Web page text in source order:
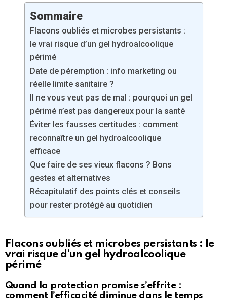
Sommaire
Flacons oubliés et microbes persistants :
le vrai risque d’un gel hydroalcoolique
périmé
Date de péremption : info marketing ou
réelle limite sanitaire ?
Il ne vous veut pas de mal : pourquoi un gel
périmé n’est pas dangereux pour la santé
Éviter les fausses certitudes : comment
reconnaître un gel hydroalcoolique
efficace
Que faire de ses vieux flacons ? Bons
gestes et alternatives
Récapitulatif des points clés et conseils
pour rester protégé au quotidien
Flacons oubliés et microbes persistants : le
vrai risque d’un gel hydroalcoolique
périmé
Quand la protection promise s’effrite :
comment l’efficacité diminue dans le temps